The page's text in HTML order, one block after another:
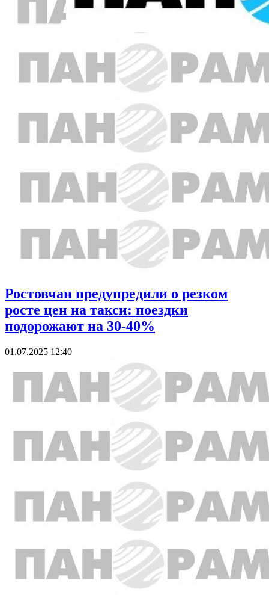
Ростовчан предупредили о резком
росте цен на такси: поездки
подорожают на 30-40%
01.07.2025 12:40